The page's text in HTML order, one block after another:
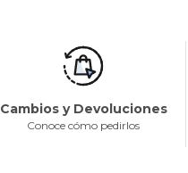
Cambios y Devoluciones
Conoce cómo pedirlos